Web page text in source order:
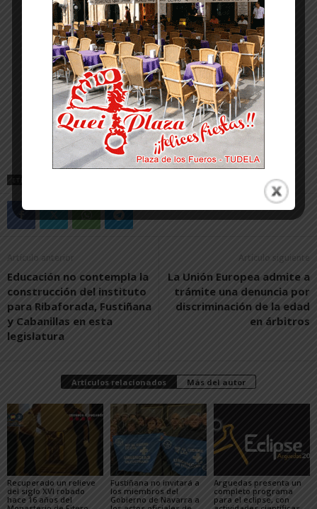
Artículo anterior
Educación no contempla la
construcción del instituto
para Ribaforada, Fustiñana
y Cabanillas en esta
legislatura
Artículo siguiente
La Unión Europea admite a
trámite una denuncia por
discriminación de la edad
en árbitros
Artículos relacionados Más del autor
Recuperado un relieve
del siglo XVI robado
hace 16 años del
Fustiñana no invitará a
los miembros del
Gobierno de Navarra a
Arguedas presenta un
completo programa
para el eclipse, con